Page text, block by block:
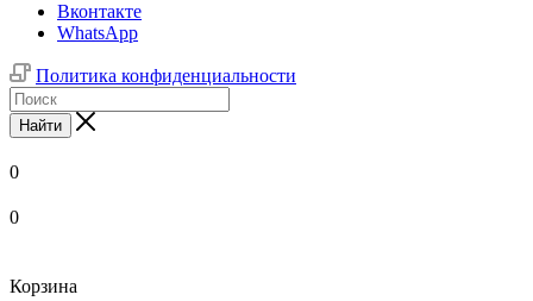
Вконтакте
WhatsApp
Политика конфиденциальности
Найти
0
0
Корзина